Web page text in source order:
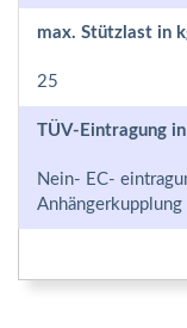
max. Stützlast in
25
TÜV-Eintragung
Nein- EC-